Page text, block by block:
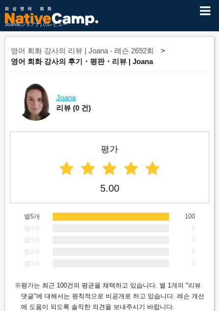
Joana(ジョアナ) のレビュー
영어 회화 강사의 리뷰 | Joana - 레슨 2692회
영어 회화 강사의 후기・평판・리뷰 | Joana
Joana
리뷰 (0 건)
평가
5.00
별5개
100
별4개
0
별3개
0
별2개
0
별1개
0
평가는 최근 100건의 평균을 채택하고 있습니다. 별 1개의 "리뷰
댓글"에 대해서는 원칙적으로 비공개로 하고 있습니다. 레슨 개선
에 도움이 되도록 솔직한 의견을 보내주시기 바랍니다.